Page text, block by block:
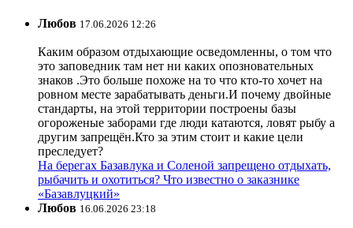
Любов 17.06.2026 12:26
Каким образом отдыхающие осведомленны, о том что
это заповедник там нет ни каких опозновательных
знаков .Это больше похоже на то что кто-то хочет на
ровном месте зарабатывать деньги.И почему двойные
стандарты, на этой территории построены базы
огороженые заборами где люди катаются, ловят рыбу а
другим запрещён.Кто за этим стоит и какие цели
преследует?
На берегах Базавлука и Соленой запрещено отдыхать,
рыбачить и охотиться? Что известно о заказнике
«Базавлуцкий»
Любов 16.06.2026 23:18